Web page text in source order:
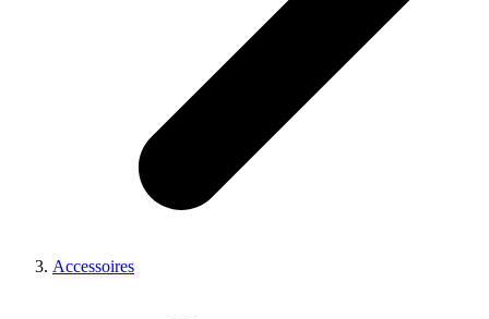
Accessoires